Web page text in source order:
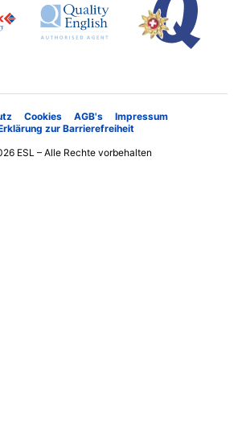
Cookies AGB's
Impressum
zur Barrierefreiheit
ESL – Alle Rechte vorbehalten